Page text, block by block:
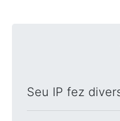
Seu IP fez